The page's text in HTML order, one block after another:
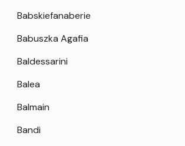
Babskiefanaberie
Babuszka Agafia
Baldessarini
Balea
Balmain
Bandi